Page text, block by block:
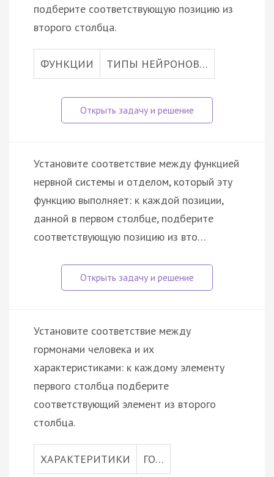
подберите соответствующую позицию из
второго столбца.
ФУНКЦИИ ТИПЫ НЕЙРОНОВ…
Установите соответствие между функцией
нервной системы и отделом, который эту
функцию выполняет: к каждой позиции,
данной в первом столбце, подберите
соответствующую позицию из вто…
Установите соответствие между
гормонами человека и их
характеристиками: к каждому элементу
первого столбца подберите
соответствующий элемент из второго
столбца.
ХАРАКТЕРИТИКИ ГО…